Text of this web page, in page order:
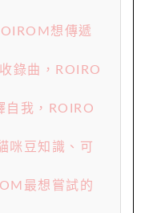
想傳遞
錄曲，ROIRO
自我，ROIRO
咪豆知識、可
最想嘗試的